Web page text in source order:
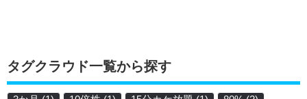
タグクラウド一覧から探す